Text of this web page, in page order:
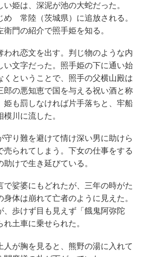
姫は、深泥が池の大蛇だった。
め 常陸（茨城県）に追放される。
門の紹介で照手姫を知る。
われ恋文を出す。判じ物のような内
い文字だった。照手姫の下に通い始
くということで、照手の父横山殿は
郎の悪知恵で国を与える祝い酒と称
姫も罰しなければ片手落ちと、牢船
川に流した。
守り難を避けて情け深い男に助けら
売られてしまう。下女の仕事をする
けで生き延びている。
で娑婆にもどれたが、三年の時がた
体は崩れて亡者のように見えた。
、歩けず目も見えず「餓鬼阿弥陀
土車に乗せられた。
人が胸を見ると、熊野の湯に入れて